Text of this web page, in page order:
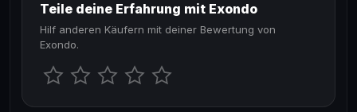
Teile deine Erfahrung mit Exondo
Hilf anderen Käufern mit deiner Bewertung von
Exondo.